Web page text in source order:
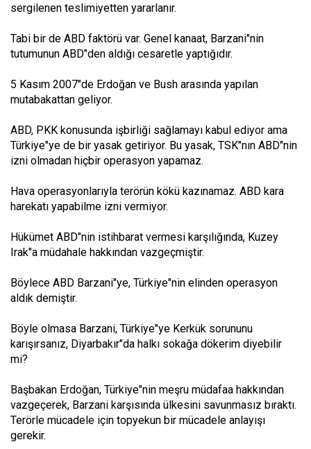
sergilenen teslimiyetten yararlanır.
Tabi bir de ABD faktörü var. Genel kanaat, Barzani"nin
tutumunun ABD"den aldığı cesaretle yaptığıdır.
5 Kasım 2007"de Erdoğan ve Bush arasında yapılan
mutabakattan geliyor.
ABD, PKK konusunda işbirliği sağlamayı kabul ediyor ama
Türkiye"ye de bir yasak getiriyor. Bu yasak, TSK"nın ABD"nin
izni olmadan hiçbir operasyon yapamaz.
Hava operasyonlarıyla terörün kökü kazınamaz. ABD kara
harekatı yapabilme izni vermiyor.
Hükümet ABD"nin istihbarat vermesi karşılığında, Kuzey
Irak"a müdahale hakkından vazgeçmiştir.
Böylece ABD Barzani"ye, Türkiye"nin elinden operasyon
aldık demiştir.
Böyle olmasa Barzani, Türkiye"ye Kerkük sorununu
karışırsanız, Diyarbakır"da halkı sokağa dökerim diyebilir
mi?
Başbakan Erdoğan, Türkiye"nin meşru müdafaa hakkından
vazgeçerek, Barzani karşısında ülkesini savunmasız bıraktı.
Terörle mücadele için topyekun bir mücadele anlayışı
gerekir.